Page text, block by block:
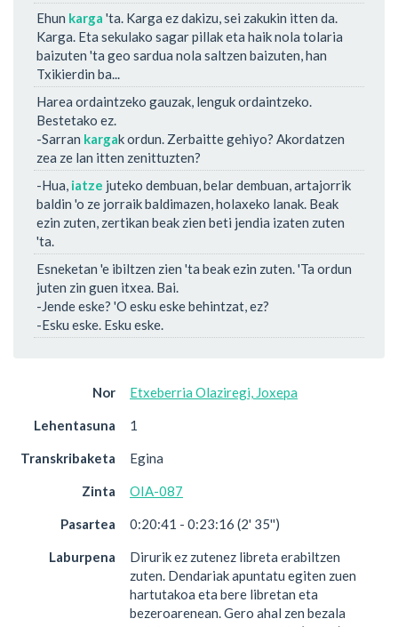
Ehun karga 'ta. Karga ez dakizu, sei zakukin itten da.
Karga. Eta sekulako sagar pillak eta haik nola tolaria
baizuten 'ta geo sardua nola saltzen baizuten, han
Txikierdin ba...
Harea ordaintzeko gauzak, lenguk ordaintzeko.
Bestetako ez.
-Sarran kargak ordun. Zerbaitte gehiyo? Akordatzen
zea ze lan itten zenittuzten?
-Hua, iatze juteko dembuan, belar dembuan, artajorrik
baldin 'o ze jorraik baldimazen, holaxeko lanak. Beak
ezin zuten, zertikan beak zien beti jendia izaten zuten
'ta.
Esneketan 'e ibiltzen zien 'ta beak ezin zuten. 'Ta ordun
juten zin guen itxea. Bai.
-Jende eske? 'O esku eske behintzat, ez?
-Esku eske. Esku eske.
Nor Etxeberria Olaziregi, Joxepa
Lehentasuna 1
Transkribaketa Egina
Zinta OIA-087
Pasartea 0:20:41 - 0:23:16 (2' 35'')
Laburpena
Dirurik ez zutenez libreta erabiltzen
zuten. Dendariak apuntatu egiten zuen
hartutakoa eta bere libretan eta
bezeroarenean. Gero ahal zen bezala